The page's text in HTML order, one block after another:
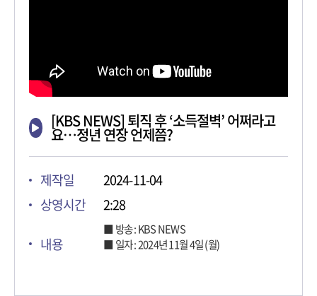
[KBS NEWS] 퇴직 후 ‘소득절벽’ 어쩌라고
요…정년 연장 언제쯤?
제작일
2024-11-04
상영시간
2:28
내용
■ 방송 : KBS NEWS
■ 일자 : 2024년 11월 4일 (월)